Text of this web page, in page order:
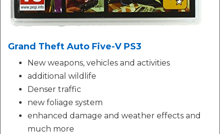
Grand Theft Auto Five-V PS3
New weapons, vehicles and activities
additional wildlife
Denser traffic
new foliage system
enhanced damage and weather effects and
much more